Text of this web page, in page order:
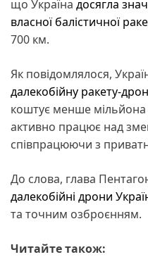
що Україна досягла
власної балістичної
700 км.
Як повідомлялося,
далекобійну ракету-дрон
коштує менше мільйона
активно працює над
співпрацюючи з
До слова, глава
далекобійні дрони
та точним озброєнням.
Читайте також: